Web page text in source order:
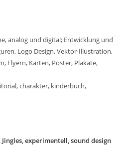
analog und digital; Entwicklung und
Logo Design, Vektor-Illustration,
Flyern, Karten, Poster, Plakate,
charakter, kinderbuch,
experimentell, sound design